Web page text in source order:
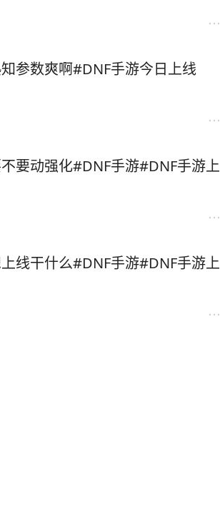
参数爽啊#DNF手游今日上线
要动强化#DNF手游#DNF手游上
线干什么#DNF手游#DNF手游上